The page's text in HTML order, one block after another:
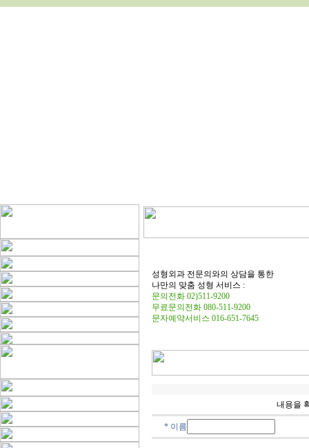
성형외과 전문의와의 상담을 통한
나만의 맞춤 성형 서비스 :
문의전화 02)511-9200
무료문의전화 080-511-9200
문자예약서비스 016-651-7645
내용을
* 이름